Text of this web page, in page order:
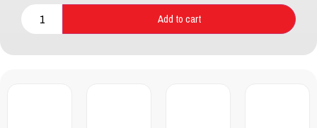
Add to cart